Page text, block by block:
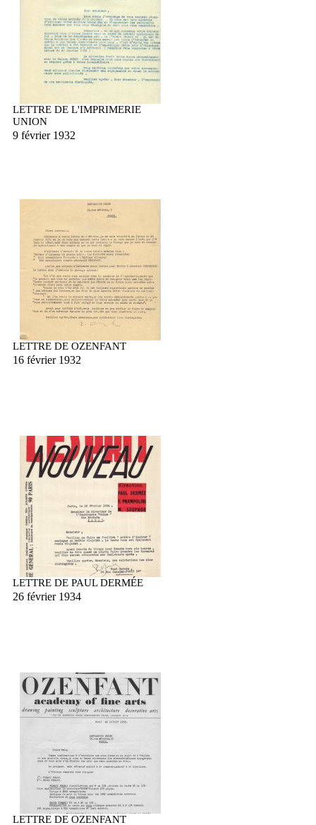
LETTRE DE L'IMPRIMERIE
UNION
9 février 1932
LETTRE DE OZENFANT
16 février 1932
LETTRE DE PAUL DERMÉE
26 février 1934
LETTRE DE OZENFANT